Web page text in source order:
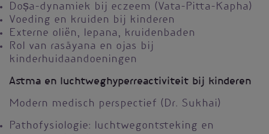
Doṣa-dynamiek bij eczeem (Vata-Pitta-Kapha)
Voeding en kruiden bij kinderen
Externe oliën, lepana, kruidenbaden
Rol van rasāyana en ojas bij
kinderhuidaandoeningen
Astma en luchtweghyperreactiviteit bij kinderen
Modern medisch perspectief (Dr. Sukhai)
Pathofysiologie: luchtwegontsteking en